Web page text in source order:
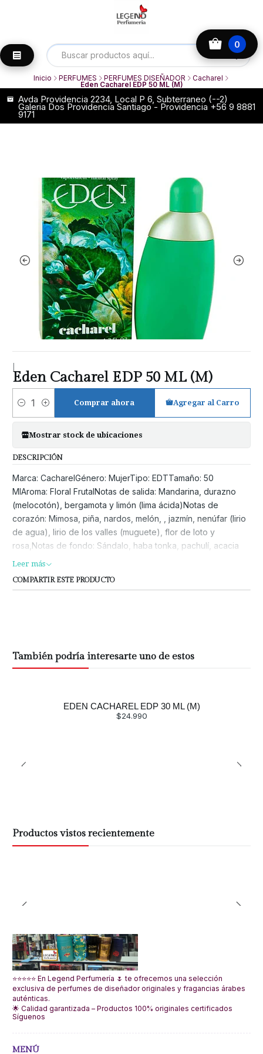
0
Avda Providencia 2234, Local P 6, Subterraneo (--2)
Galeria Dos Providencia Santiago - Providencia +56 9 8881
9171
Inicio PERFUMES PERFUMES DISEÑADOR Cacharel
Eden Cacharel EDP 50 ML (M)
Eden Cacharel EDP 50 ML (M)
Cantidad
Agregar al Carro
Comprar ahora
Mostrar stock de ubicaciones
DESCRIPCIÓN
Marca: CacharelGénero: MujerTipo: EDTTamaño: 50
MlAroma: Floral FrutalNotas de salida: Mandarina, durazno
(melocotón), bergamota y limón (lima ácida)Notas de
corazón: Mimosa, piña, nardos, melón, , jazmín, nenúfar (lirio
de agua), lirio de los valles (muguete), flor de loto y
rosa,Notas de fondo: Sándalo, haba tonka, pachulí, acacia
negra (robinia) y cedro.
Leer más
COMPARTIR ESTE PRODUCTO
También podría interesarte uno de estos
EDEN CACHAREL EDP 30 ML (M)
$24.990
Productos vistos recientemente
⭐⭐⭐⭐⭐ En Legend Perfumería 🌷 te ofrecemos una selección
exclusiva de perfumes de diseñador originales y fragancias árabes
auténticas.
🌟 Calidad garantizada – Productos 100% originales certificados
Síguenos
MENÚ